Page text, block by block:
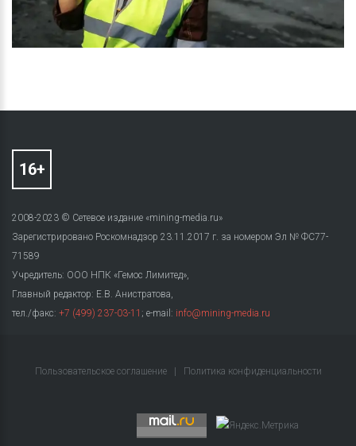
2008-2023 © Сетевое издание «mining-media.ru»
Зарегистрировано Роскомнадзор 23.11.2017 г. за номером Эл № ФС77-
71589
Учредитель: ООО НПК «Гемос Лимитед»,
Главный редактор: Е.В. Анистратова,
тел./факс: +7 (499) 237-03-11 ; e-mail: info@mining-media.ru
Пользовательское соглашение Политика конфиденциальности